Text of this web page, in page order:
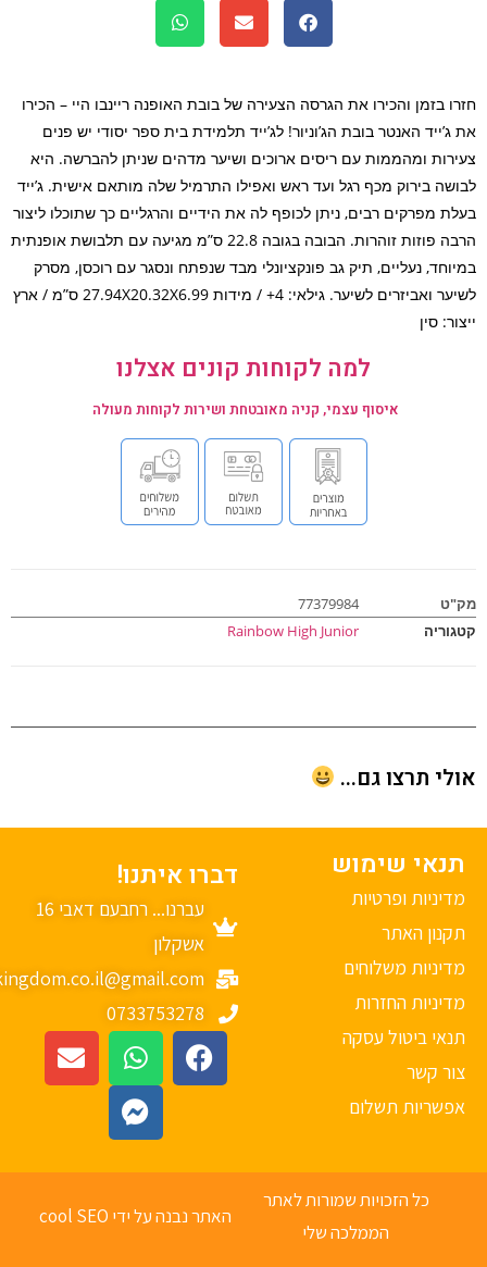
בזמן והכירו את הגרסה הצעירה של בובת האופנה ריינבו היי – הכירו
האנטר בובת הג’וניור! לג’ייד תלמידת בית ספר יסודי יש פנים
ומהממות עם ריסים ארוכים ושיער מדהים שניתן להברשה. היא
בירוק מכף רגל ועד ראש ואפילו התרמיל שלה מותאם אישית. ג’ייד
מפרקים רבים, ניתן לכופף לה את הידיים והרגליים כך שתוכלו ליצור
הרבה פוזות זוהרות. הבובה בגובה 22.8 ס”מ מגיעה עם תלבושת אופנתית
נעליים, תיק גב פונקציונלי מבד שנפתח ונסגר עם רוכסן, מסרק
לשיער ואביזרים לשיער. גילאי: 4+ / מידות 27.94X20.32X6.99 ס”מ / ארץ
סין
למה לקוחות קונים אצלנו
איסוף עצמי, קניה מאובטחת ושירות לקוחות מעולה
77379984
Rainbow High Junior
תרצו גם...
שימוש
ופרטיות
האתר
משלוחים
החזרות
ביטול עסקה
קשר
תשלום
דברו איתנו!
עברנו... רחבעם דאבי 16
אשקלון
mykingdom.co.il@gmail.com
0733753278
כל הזכויות שמורות לאתר
הממלכה שלי
האתר נבנה על ידי cool SEO